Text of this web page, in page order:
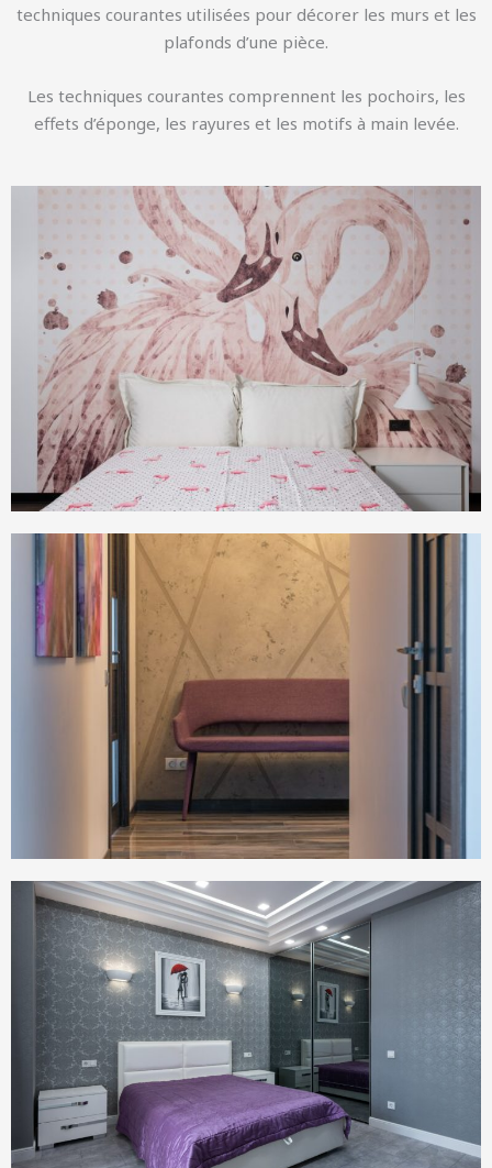
techniques courantes utilisées pour décorer les murs et les
plafonds d’une pièce.
Les techniques courantes comprennent les pochoirs, les
effets d’éponge, les rayures et les motifs à main levée.